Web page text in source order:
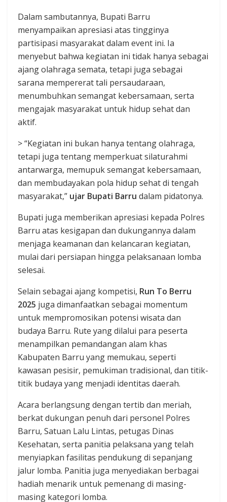
Dalam sambutannya, Bupati Barru
menyampaikan apresiasi atas tingginya
partisipasi masyarakat dalam event ini. Ia
menyebut bahwa kegiatan ini tidak hanya sebagai
ajang olahraga semata, tetapi juga sebagai
sarana mempererat tali persaudaraan,
menumbuhkan semangat kebersamaan, serta
mengajak masyarakat untuk hidup sehat dan
aktif.
> “Kegiatan ini bukan hanya tentang olahraga,
tetapi juga tentang memperkuat silaturahmi
antarwarga, memupuk semangat kebersamaan,
dan membudayakan pola hidup sehat di tengah
masyarakat,” ujar Bupati Barru dalam pidatonya.
Bupati juga memberikan apresiasi kepada Polres
Barru atas kesigapan dan dukungannya dalam
menjaga keamanan dan kelancaran kegiatan,
mulai dari persiapan hingga pelaksanaan lomba
selesai.
Selain sebagai ajang kompetisi, Run To Berru
2025 juga dimanfaatkan sebagai momentum
untuk mempromosikan potensi wisata dan
budaya Barru. Rute yang dilalui para peserta
menampilkan pemandangan alam khas
Kabupaten Barru yang memukau, seperti
kawasan pesisir, pemukiman tradisional, dan titik-
titik budaya yang menjadi identitas daerah.
Acara berlangsung dengan tertib dan meriah,
berkat dukungan penuh dari personel Polres
Barru, Satuan Lalu Lintas, petugas Dinas
Kesehatan, serta panitia pelaksana yang telah
menyiapkan fasilitas pendukung di sepanjang
jalur lomba. Panitia juga menyediakan berbagai
hadiah menarik untuk pemenang di masing-
masing kategori lomba.